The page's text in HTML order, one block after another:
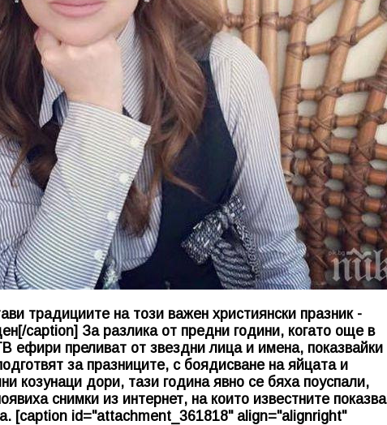
традициите на този важен християнски празник -
caption] За разлика от предни години, когато още в
ефири преливат от звездни лица и имена, показвайки
за празниците, с боядисване на яйцата и
козунаци дори, тази година явно се бяха поуспали,
снимки из интернет, на които известните
[caption id="attachment_361818" align="alignright"